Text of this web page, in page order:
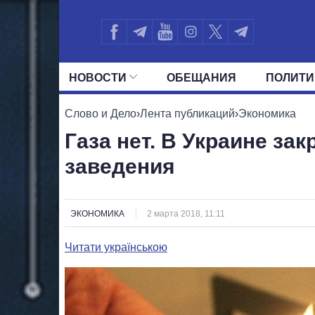
НОВОСТИ ОБЕЩАНИЯ
ВСЕ ПОЛИТИКИ ПРЕЗИДЕНТ И
Слово и Дело›Лента публикаций›Экономика
Газа нет. В Украине
заведения
ЭКОНОМИКА 2 марта 2018, 11:11
Читати українською